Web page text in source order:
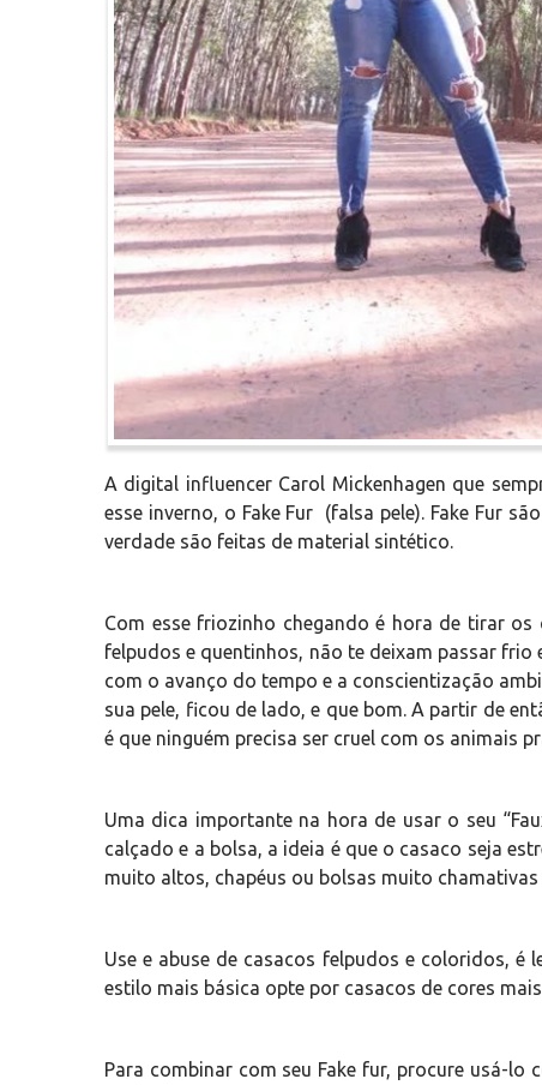
A digital influencer Carol Mickenhagen que
esse inverno, o Fake Fur (falsa pele). Fake Fur
verdade são feitas de material sintético.
Com esse friozinho chegando é hora de tirar
felpudos e quentinhos, não te deixam passar frio
com o avanço do tempo e a conscientização
sua pele, ficou de lado, e que bom. A partir de
é que ninguém precisa ser cruel com os animais
Uma dica importante na hora de usar o seu
calçado e a bolsa, a ideia é que o casaco seja
muito altos, chapéus ou bolsas muito
Use e abuse de casacos felpudos e coloridos, é
estilo mais básica opte por casacos de cores
Para combinar com seu Fake fur, procure usá-